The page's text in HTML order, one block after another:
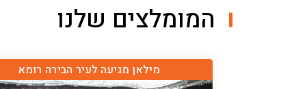
המומלצים שלנו
מילאן מגיעה לעיר הבירה רומא